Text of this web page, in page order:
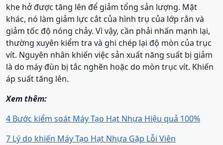
khe hở được tăng lên để giảm tổng sản lượng. Mặt
khác, nó làm giảm lực cắt của hình trụ của lớp rắn và
giảm tốc độ nóng chảy. Vì vậy, cần phải nhấn mạnh lại,
thường xuyên kiểm tra và ghi chép lại độ mòn của trục
vít. Nguyên nhân khiến việc sản xuất năng suất bị giảm
là do máy đùn bị tắc nghẽn hoặc do mòn trục vít. Khiến
áp suất tăng lên.
Xem thêm:
4 Bước kiểm soát Máy Tạo Hạt Nhựa Hiệu quả 100%
7 Lý do khiến Máy Tạo Hạt Nhựa Gặp Lỗi Viên